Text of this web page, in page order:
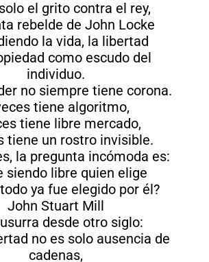
el grito contra el rey,
rebelde de John Locke
la vida, la libertad
como escudo del
individuo.
no siempre tiene corona.
tiene algoritmo,
tiene libre mercado,
tiene un rostro invisible.
la pregunta incómoda es:
siendo libre quien elige
ya fue elegido por él?
John Stuart Mill
desde otro siglo:
no es solo ausencia de
cadenas,